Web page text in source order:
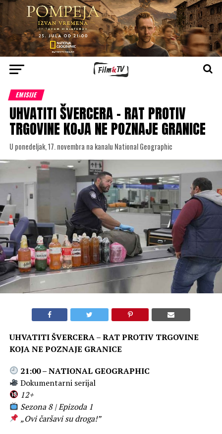
EMISIJE
UHVATITI ŠVERCERA – RAT PROTIV
TRGOVINE KOJA NE POZNAJE GRANICE
U ponedeljak, 17. novembra na kanalu National Geographic
UHVATITI ŠVERCERA – RAT PROTIV TRGOVINE
KOJA NE POZNAJE GRANICE
21:00 – NATIONAL GEOGRAPHIC
Dokumentarni serijal
12+
Sezona 8 | Epizoda 1
„Ovi čaršavi su droga!”